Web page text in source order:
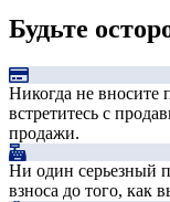
Будьте
Никогда не вносите
встретитесь с
продажи.
Ни один серьезный
взноса до того, как